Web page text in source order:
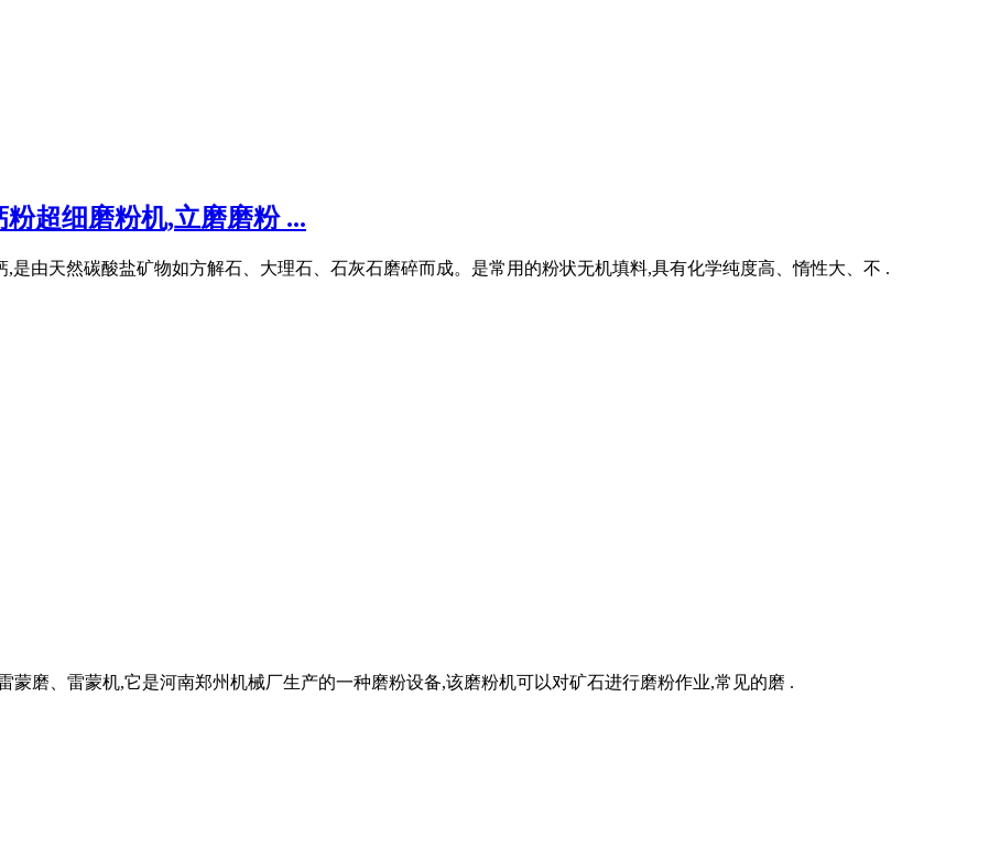
超细磨粉机,立磨磨粉 ...
由天然碳酸盐矿物如方解石、大理石、石灰石磨碎而成。是常用的粉状无机填料,具有化学纯度高、惰性大、不 .
蒙磨、雷蒙机,它是河南郑州机械厂生产的一种磨粉设备,该磨粉机可以对矿石进行磨粉作业,常见的磨 .